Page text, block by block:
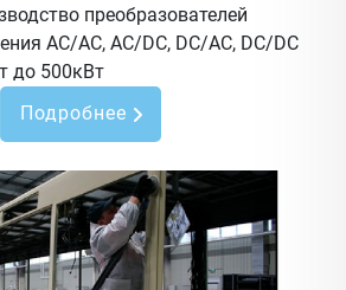
преобразователей
AC/AC, AC/DC, DC/AC, DC/DC
до 500кВт
Подробнее